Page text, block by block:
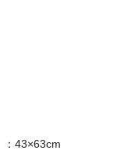
：43×63cm